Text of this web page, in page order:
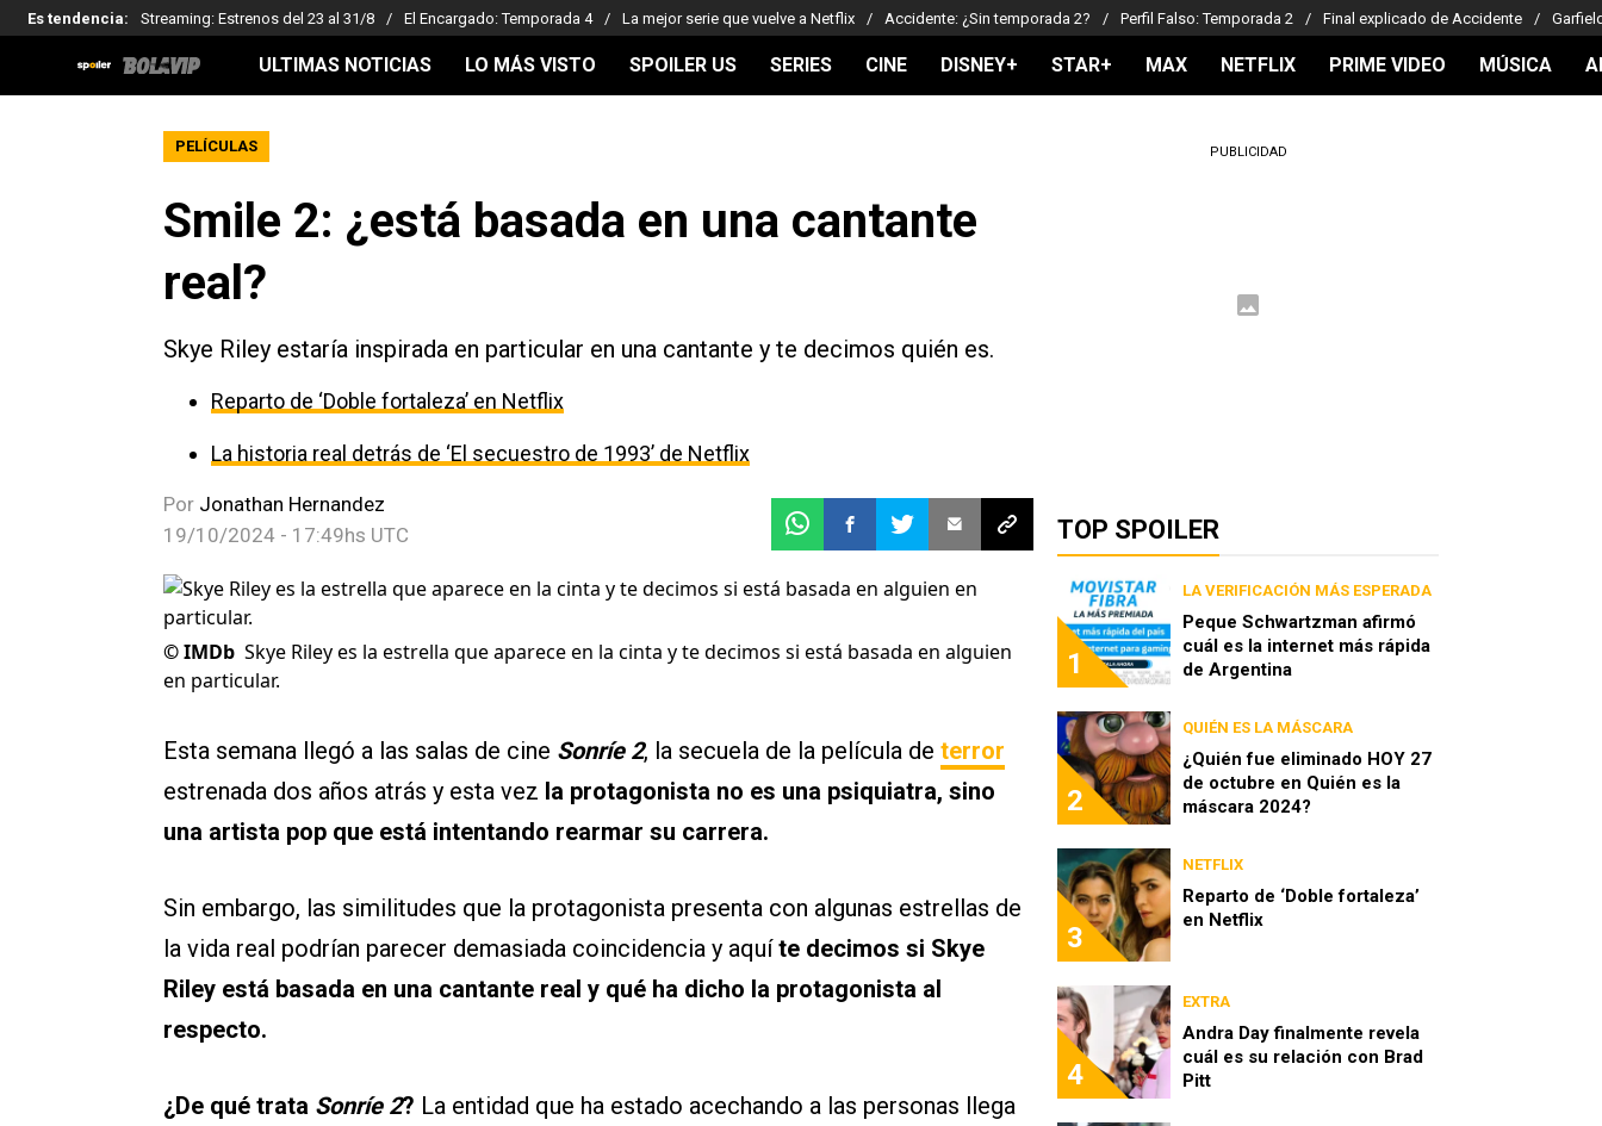
Es tendencia: Streaming: Estrenos del 23 al 31/8 El Encargado: Temporada 4 La mejor serie que vuelve a Netflix Accidente: ¿Sin temporada 2? Perfil Falso: Temporada 2 Final explicado de Accidente
ULTIMAS NOTICIAS LO MÁS VISTO SPOILER US SERIES CINE DISNEY+ STAR+ MAX NETFLIX PRIME VIDEO MÚSICA
PELÍCULAS
Smile 2: ¿está basada en una cantante
real?
Skye Riley estaría inspirada en particular en una cantante y te decimos quién es.
Reparto de ‘Doble fortaleza’ en Netflix
La historia real detrás de ‘El secuestro de 1993’ de Netflix
Por Jonathan Hernandez
19/10/2024 - 17:49hs UTC
©IMDb Skye Riley es la estrella que aparece en la cinta y te decimos si está basada en alguien
en particular.
Esta semana llegó a las salas de cine Sonríe 2, la secuela de la película de terror
estrenada dos años atrás y esta vez la protagonista no es una psiquiatra, sino
una artista pop que está intentando rearmar su carrera.
Sin embargo, las similitudes que la protagonista presenta con algunas estrellas de
la vida real podrían parecer demasiada coincidencia y aquíte decimos si Skye
Riley está basada en una cantante real y qué ha dicho la protagonista al
respecto.
¿De qué trata Sonríe 2? La entidad que ha estado acechando a las personas llega
PUBLICIDAD
TOP SPOILER
1
LA VERIFICACIÓN MÁS ESPERADA
Peque Schwartzman afirmó
cuál es la internet más rápida
de Argentina
2
QUIÉN ES LA MÁSCARA
¿Quién fue eliminado HOY 27
de octubre en Quién es la
máscara 2024?
3
NETFLIX
Reparto de ‘Doble fortaleza’
en Netflix
4
EXTRA
Andra Day finalmente revela
cuál es su relación con Brad
Pitt